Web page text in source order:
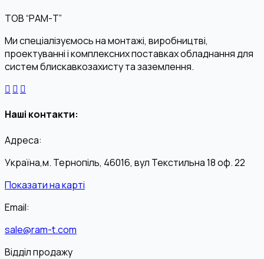
ТОВ “РАМ-Т”
Ми спеціалізуємось на монтажі, виробництві,
проектуванні і комплексних поставках обладнання для
систем блискавкозахисту та заземлення.
Наші контакти:
Адреса:
Україна,м. Тернопіль, 46016, вул Текстильна 18 оф. 22
Показати на карті
Email:
sale@ram-t.com
Відділ продажу